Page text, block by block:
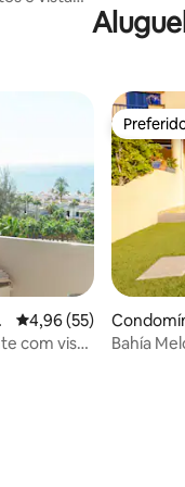
4,96 de uma
4,96 (55)
com vista
de
Bahía